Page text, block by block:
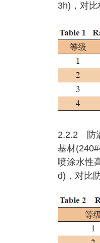
3h)，对
2.2.2 防
基材
喷涂水性
d)，对比